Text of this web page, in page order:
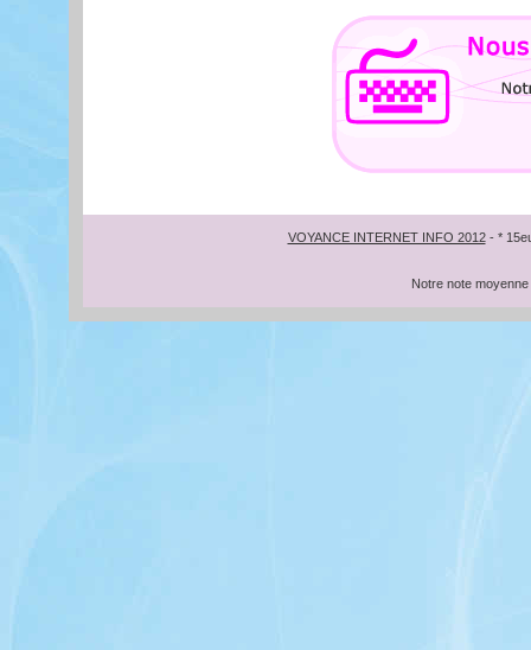
VOYANCE INTERNET INFO 2012- *
Notre note